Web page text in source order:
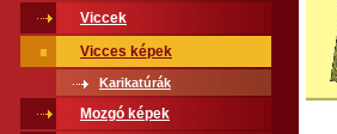
Viccek
Vicces képek
Karikatúrák
Mozgó képek